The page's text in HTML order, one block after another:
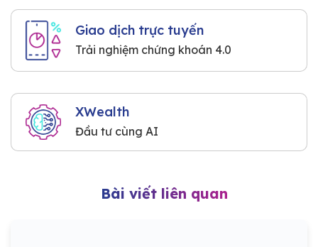
Giao dịch trực tuyến
Trải nghiệm chứng khoán 4.0
XWealth
Đầu tư cùng AI
Bài viết liên quan